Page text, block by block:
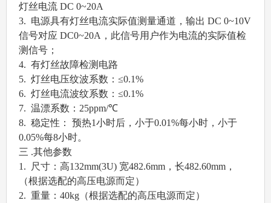
灯丝电流 DC 0~20A
3. 电源具有灯丝电流实际值测量通道，输出 DC 0~10V
信号对应 DC0~20A，此信号用户作为电流的实际值检
测信号；
4. 有灯丝故障检测电路
5. 灯丝电压纹波系数：≤0.1%
6. 灯丝电流波纹系数：≤0.1%
7. 温漂系数：25ppm/℃
8. 稳定性： 预热1小时后，小于0.01%每小时，小于
0.05%每8小时。
三 .其他参数
1. 尺寸：高132mm(3U) 宽482.6mm，长482.60mm，
（根据选配的高压电源而定）
2. 重量：40kg（根据选配的高压电源而定）